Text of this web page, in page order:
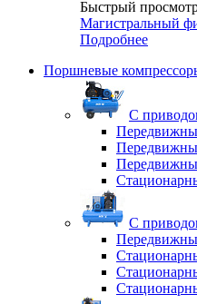
Быстрый
Магистральный
Подробнее
Поршневые
С
С